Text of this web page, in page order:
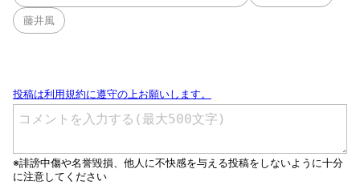
藤井風